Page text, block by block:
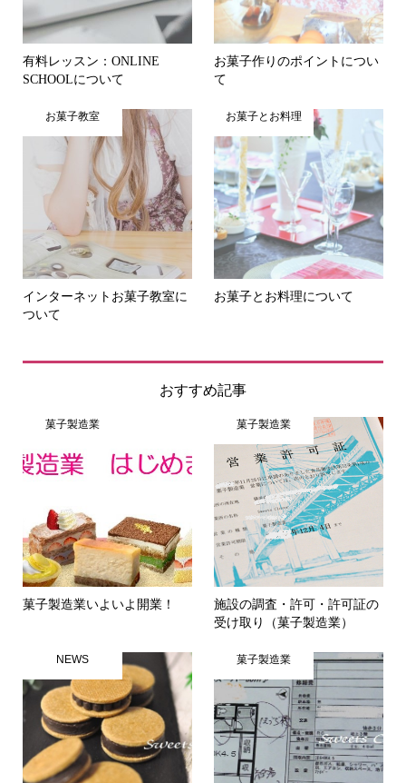
有料レッスン：ONLINE
SCHOOLについて
お菓子作りのポイントについ
て
お菓子教室
インターネットお菓子教室に
ついて
お菓子とお料理
お菓子とお料理について
おすすめ記事
菓子製造業
菓子製造業いよいよ開業！
菓子製造業
施設の調査・許可・許可証の
受け取り（菓子製造業）
NEWS 菓子製造業